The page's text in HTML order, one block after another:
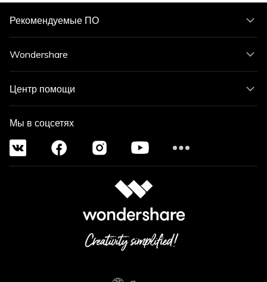
Рекомендуемые ПО
Wondershare
Центр помощи
Мы в соцсетях